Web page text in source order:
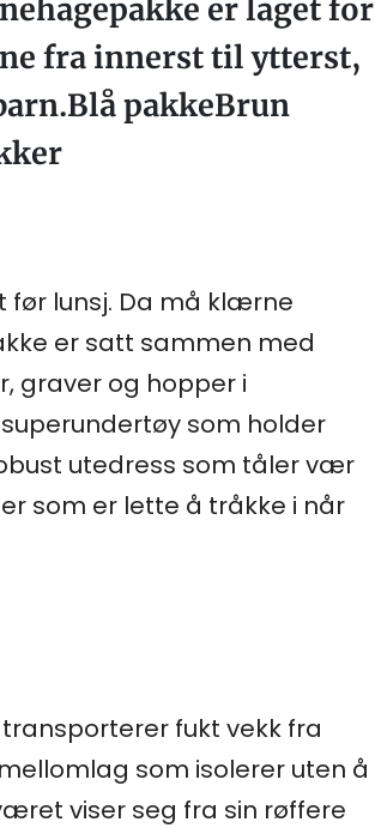
er laget for
fra innerst til ytterst,
pakkeBrun
før lunsj. Da må klærne
er satt sammen med
graver og hopper i
som holder
utedress som tåler vær
som er lette å tråkke i når
fukt vekk fra
som isolerer uten å
viser seg fra sin røffere